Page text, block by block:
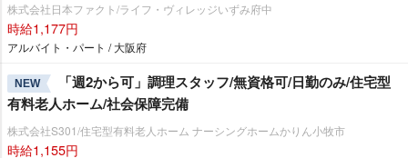
株式会社日本ファクト/ライフ・ヴィレッジいずみ府中
時給1,177円
アルバイト・パート / 大阪府
NEW
「週2から可」調理スタッフ/無資格可/日勤のみ/住宅型
有料老人ホーム/社会保障完備
株式会社S301/住宅型有料老人ホーム ナーシングホームかりん小牧市
時給1,155円